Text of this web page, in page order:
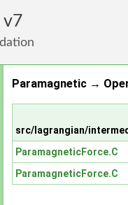
7
Foundation
Paramagnetic →
src/lagrangian/
ParamagneticForce.C
ParamagneticForce.C